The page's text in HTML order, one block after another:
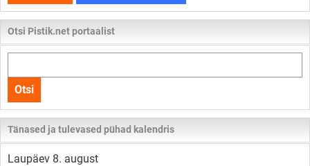
Otsi Pistik.net portaalist
kogu
lehelt
Otsi
Tänased ja tulevased pühad kalendris
Laupäev 8. august